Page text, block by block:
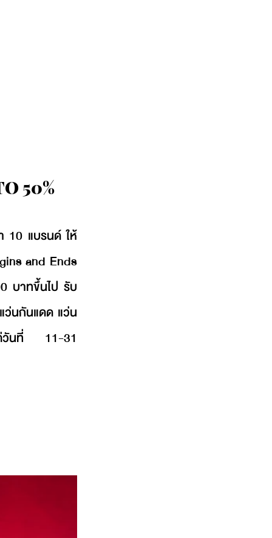
50%
10 แบรนด์ ให้
and Ends
บาทขึ้นไป รับ
ว่นกันแดด แว่น
ต่วันที่ 11-31